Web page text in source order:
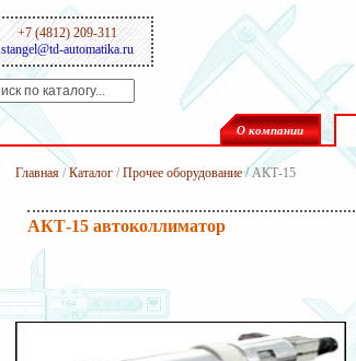
+7 (4812) 209-311
stangel@td-automatika.ru
О компании
Главная /Каталог / Прочее оборудование/ АКТ-15
АКТ-15 автоколлиматор